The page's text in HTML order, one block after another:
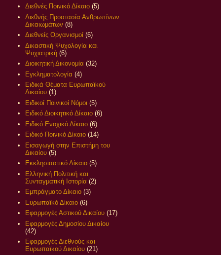
Διεθνές Ποινικό Δίκαιο (5)
Διεθνής Προστασία Ανθρωπίνων
Δικαιωμάτων (8)
Διεθνείς Οργανισμοί (6)
Δικαστική Ψυχολογία και
Ψυχιατρική (6)
Διοικητική Δικονομία (32)
Εγκληματολογία (4)
Ειδικά Θέματα Ευρωπαϊκού
Δικαίου (1)
Ειδικοί Ποινικοί Νόμοι (5)
Ειδικό Διοικητικό Δίκαιο (6)
Ειδικό Ενοχικό Δίκαιο (6)
Ειδικό Ποινικό Δίκαιο (14)
Εισαγωγή στην Επιστήμη του
Δικαίου (5)
Εκκλησιαστικό Δίκαιο (5)
Ελληνική Πολιτική και
Συνταγματική Ιστορία (2)
Εμπράγματο Δίκαιο (3)
Ευρωπαϊκό Δίκαιο (6)
Εφαρμογές Αστικού Δικαίου (17)
Εφαρμογές Δημοσίου Δικαίου
(42)
Εφαρμογές Διεθνούς και
Ευρωπαϊκού Δικαίου (21)